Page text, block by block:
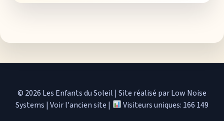
© 2026 Les Enfants du Soleil | Site réalisé par Low Noise
Systems |Voir l'ancien site | Visiteurs uniques: 166 149